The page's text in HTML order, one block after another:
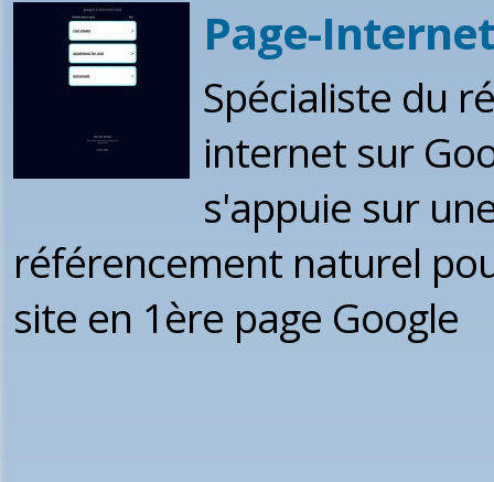
Page-
Spécialiste du
internet sur
s'appuie sur
référencement naturel
site en 1ère page Google